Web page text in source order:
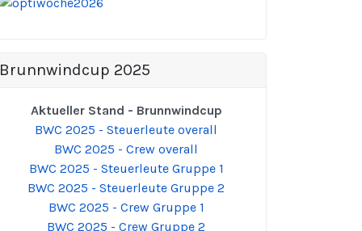
Brunnwindcup 2025
Aktueller Stand - Brunnwindcup
BWC 2025 - Steuerleute overall
BWC 2025 - Crew overall
BWC 2025 - Steuerleute Gruppe 1
BWC 2025 - Steuerleute Gruppe 2
BWC 2025 - Crew Gruppe 1
BWC 2025 - Crew Gruppe 2